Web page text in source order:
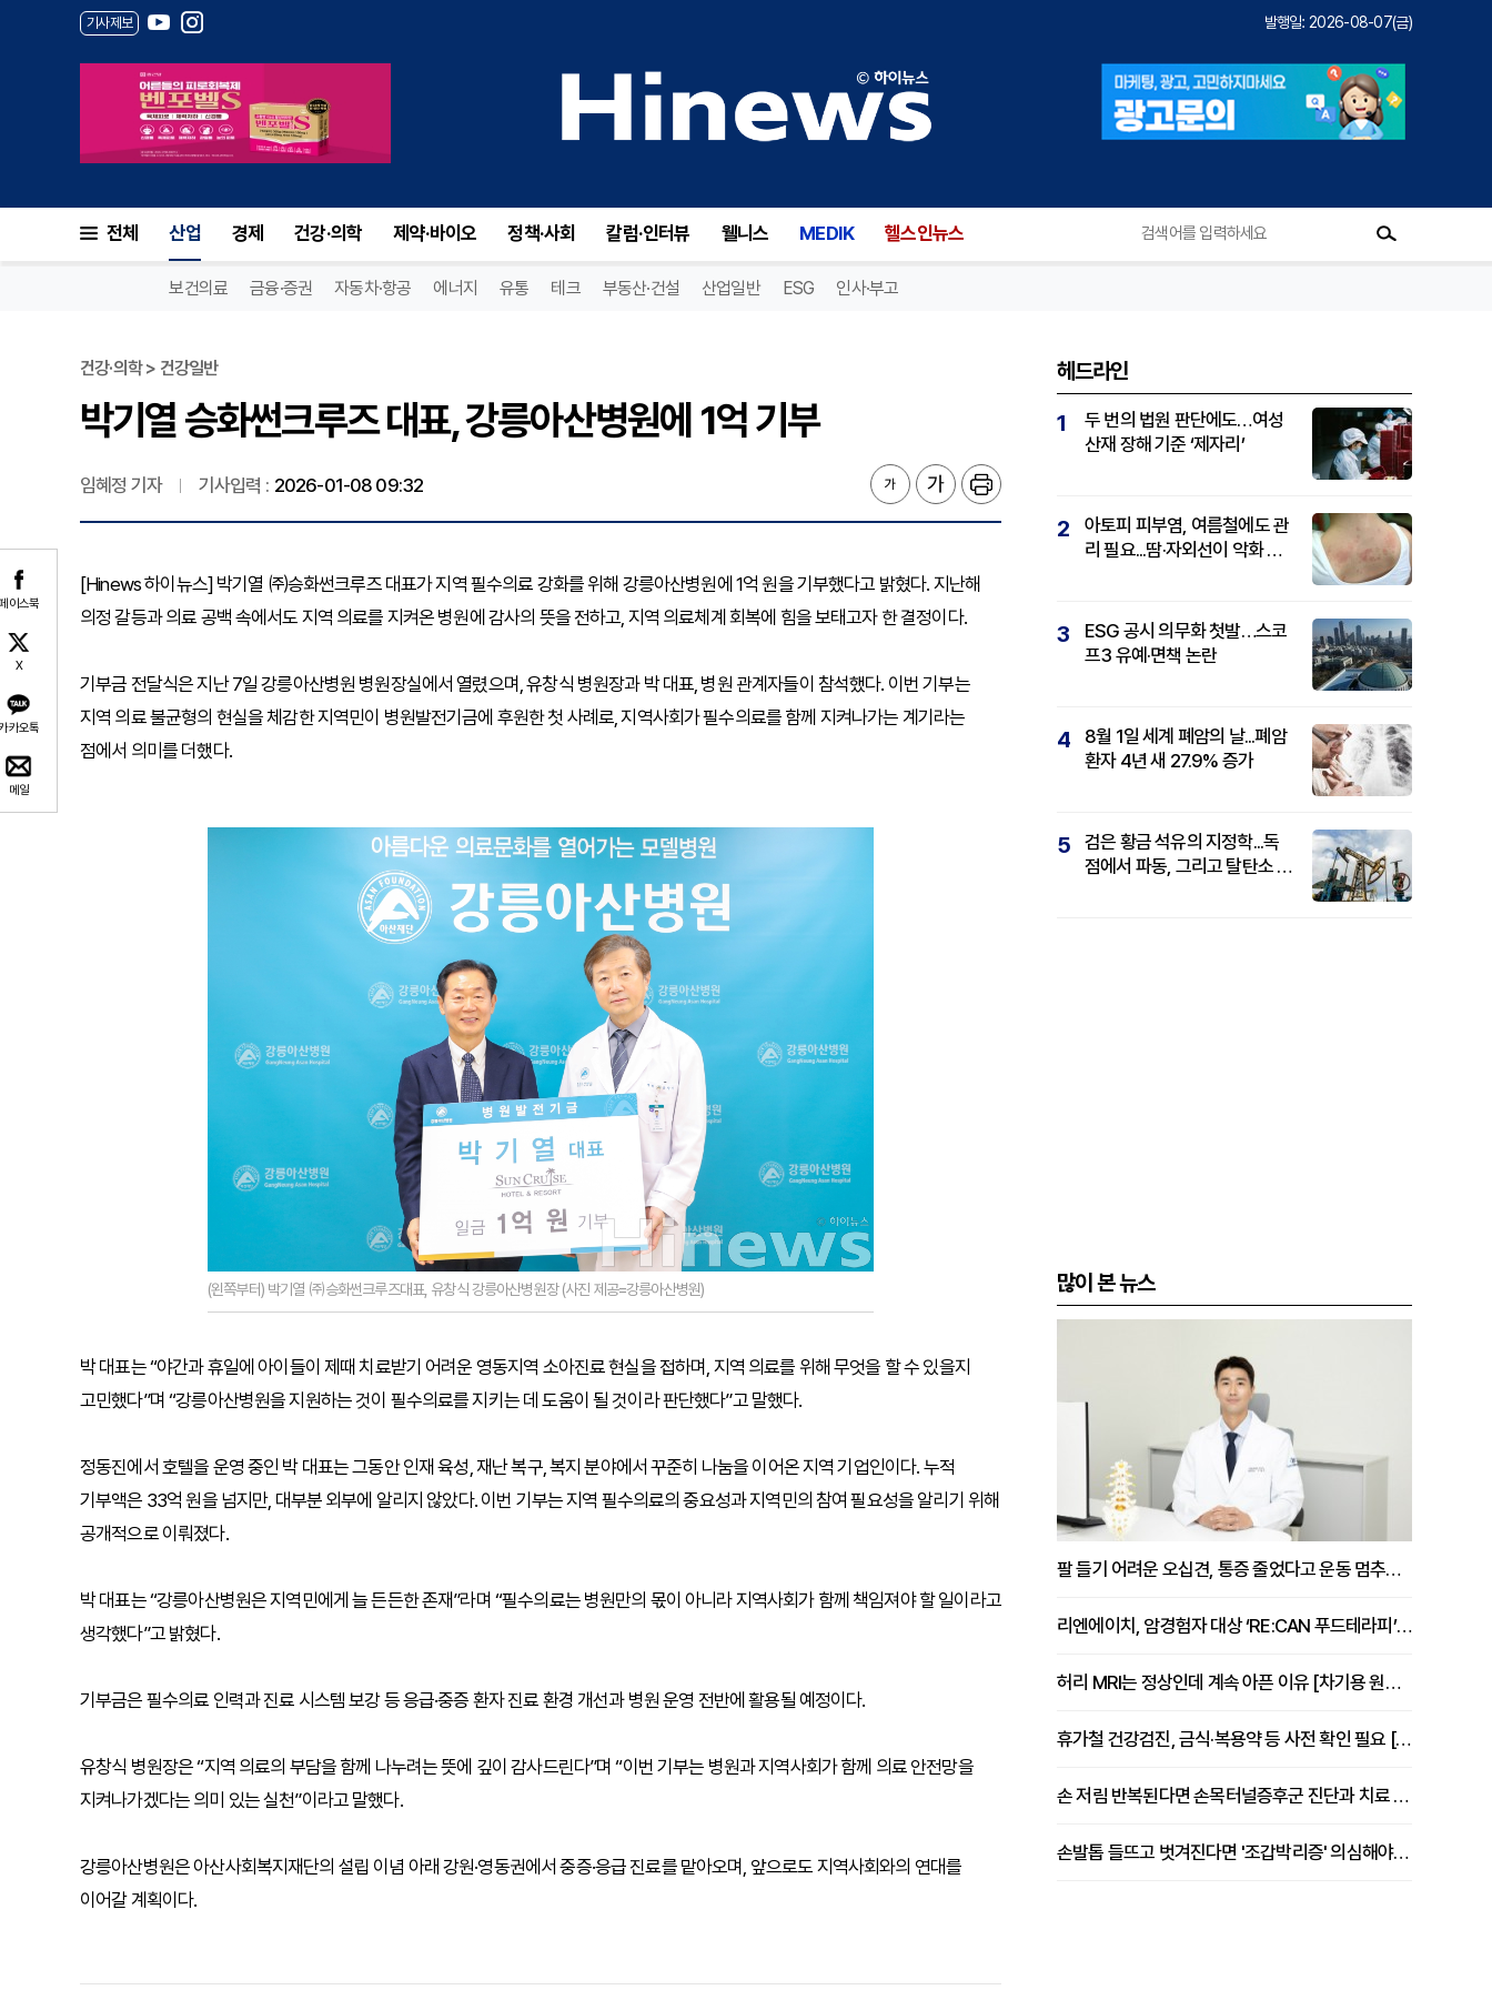
기사제보 발행일: 2026-08-07(금)
전체 산업 경제 건강·의학 제약·바이오 정책·사회 칼럼·인터뷰 웰니스 MEDIK 헬스인뉴스
보건의료 금융·증권 자동차·항공 에너지 유통 테크 부동산·건설 산업일반 ESG 인사·부고
이스북
X
카오톡
메일
건강·의학 > 건강일반
박기열 승화썬크루즈 대표, 강릉아산병원에 1억 기부
임혜정 기자 기사입력 : 2026-01-08 09:32
[Hinews 하이뉴스] 박기열 ㈜승화썬크루즈 대표가 지역 필수의료 강화를 위해 강릉아산병원에 1억 원을 기부했다고 밝혔다. 지난해
의정 갈등과 의료 공백 속에서도 지역 의료를 지켜온 병원에 감사의 뜻을 전하고, 지역 의료체계 회복에 힘을 보태고자 한 결정이다.
기부금 전달식은 지난 7일 강릉아산병원 병원장실에서 열렸으며, 유창식 병원장과 박 대표, 병원 관계자들이 참석했다. 이번 기부는
지역 의료 불균형의 현실을 체감한 지역민이 병원발전기금에 후원한 첫 사례로, 지역사회가 필수의료를 함께 지켜나가는 계기라는
점에서 의미를 더했다.
(왼쪽부터) 박기열 ㈜승화썬크루즈대표, 유창식 강릉아산병원장 (사진 제공=강릉아산병원)
박 대표는 “야간과 휴일에 아이들이 제때 치료받기 어려운 영동지역 소아진료 현실을 접하며, 지역 의료를 위해 무엇을 할 수 있을지
고민했다”며 “강릉아산병원을 지원하는 것이 필수의료를 지키는 데 도움이 될 것이라 판단했다”고 말했다.
정동진에서 호텔을 운영 중인 박 대표는 그동안 인재 육성, 재난 복구, 복지 분야에서 꾸준히 나눔을 이어온 지역 기업인이다. 누적
기부액은 33억 원을 넘지만, 대부분 외부에 알리지 않았다. 이번 기부는 지역 필수의료의 중요성과 지역민의 참여 필요성을 알리기 위해
공개적으로 이뤄졌다.
박 대표는 “강릉아산병원은 지역민에게 늘 든든한 존재”라며 “필수의료는 병원만의 몫이 아니라 지역사회가 함께 책임져야 할 일이라고
생각했다”고 밝혔다.
기부금은 필수의료 인력과 진료 시스템 보강 등 응급·중증 환자 진료 환경 개선과 병원 운영 전반에 활용될 예정이다.
유창식 병원장은 “지역 의료의 부담을 함께 나누려는 뜻에 깊이 감사드린다”며 “이번 기부는 병원과 지역사회가 함께 의료 안전망을
지켜나가겠다는 의미 있는 실천”이라고 말했다.
강릉아산병원은 아산사회복지재단의 설립 이념 아래 강원·영동권에서 중증·응급 진료를 맡아오며, 앞으로도 지역사회와의 연대를
이어갈 계획이다.
헤드라인
1
두 번의 법원 판단에도…여성
산재 장해 기준 ‘제자리’
2
아토피 피부염, 여름철에도 관
리 필요...땀·자외선이 악화 요
3
ESG 공시 의무화 첫발…스코
프3 유예·면책 논란
4
8월 1일 세계 폐암의 날...폐암
환자 4년 새 27.9% 증가
5
검은 황금 석유의 지정학...독
점에서 파동, 그리고 탈탄소 패
많이 본 뉴스
팔 들기 어려운 오십견, 통증 줄었다고 운동 멈추면 안 되는 이유 [이병욱 원장 칼럼]
리엔에이치, 암경험자 대상 ‘RE:CAN 푸드테라피’ 운영
허리 MRI는 정상인데 계속 아픈 이유 [차기용 원장 칼럼]
휴가철 건강검진, 금식·복용약 등 사전 확인 필요 [정도감 원장 칼럼]
손 저림 반복된다면 손목터널증후군 진단과 치료 시기 살펴야 [김동현 원장 칼럼]
손발톱 들뜨고 벗겨진다면 '조갑박리증' 의심해야 [김철윤 원장 칼럼]